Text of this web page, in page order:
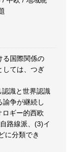
る国際関係の
しては、つぎ
識と世界認識
諭争が継続し
ロギー的西欧
路線派、(3)イ
に分類でき